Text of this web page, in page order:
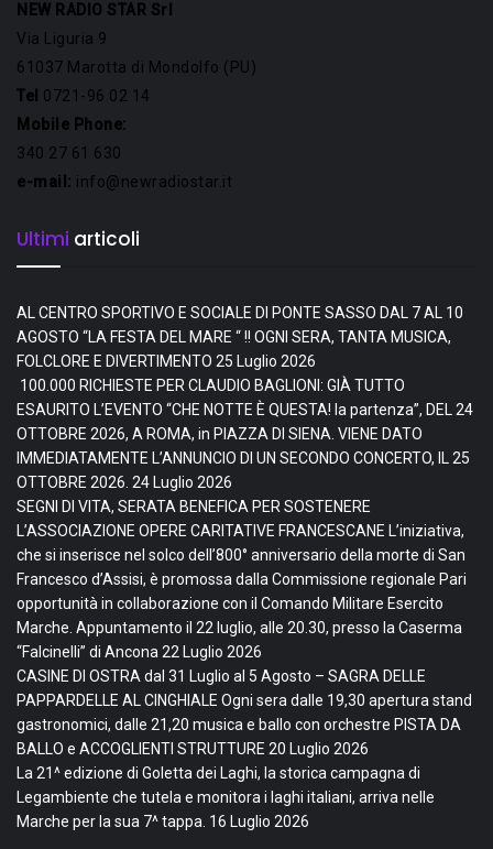
NEW RADIO STAR Srl
Via Liguria 9
61037 Marotta di Mondolfo (PU)
Tel 0721-96 02 14
Mobile Phone:
340 27 61 630
e-mail: info@newradiostar.it
Ultimi articoli
AL CENTRO SPORTIVO E SOCIALE DI PONTE SASSO DAL 7 AL 10
AGOSTO “LA FESTA DEL MARE “ !! OGNI SERA, TANTA MUSICA,
FOLCLORE E DIVERTIMENTO 25 Luglio 2026
100.000 RICHIESTE PER CLAUDIO BAGLIONI: GIÀ TUTTO
ESAURITO L’EVENTO “CHE NOTTE È QUESTA! la partenza”, DEL 24
OTTOBRE 2026, A ROMA, in PIAZZA DI SIENA. VIENE DATO
IMMEDIATAMENTE L’ANNUNCIO DI UN SECONDO CONCERTO, IL 25
OTTOBRE 2026. 24 Luglio 2026
SEGNI DI VITA, SERATA BENEFICA PER SOSTENERE
L’ASSOCIAZIONE OPERE CARITATIVE FRANCESCANE L’iniziativa,
che si inserisce nel solco dell’800° anniversario della morte di San
Francesco d’Assisi, è promossa dalla Commissione regionale Pari
opportunità in collaborazione con il Comando Militare Esercito
Marche. Appuntamento il 22 luglio, alle 20.30, presso la Caserma
“Falcinelli” di Ancona22 Luglio 2026
CASINE DI OSTRA dal 31 Luglio al 5 Agosto – SAGRA DELLE
PAPPARDELLE AL CINGHIALE Ogni sera dalle 19,30 apertura stand
gastronomici, dalle 21,20 musica e ballo con orchestre PISTA DA
BALLO e ACCOGLIENTI STRUTTURE 20 Luglio 2026
La 21^ edizione di Goletta dei Laghi, la storica campagna di
Legambiente che tutela e monitora i laghi italiani, arriva nelle
Marche per la sua 7^ tappa. 16 Luglio 2026